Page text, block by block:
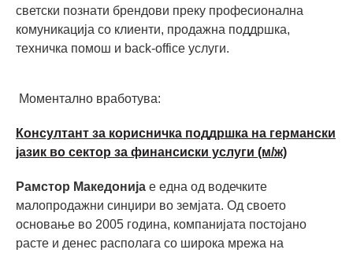
светски познати брендови преку професионална
комуникација со клиенти, продажна поддршка,
техничка помош и back-office услуги.
Моментално вработува:
Консултант за корисничка поддршка на германски
јазик во сектор за финансиски услуги (м/ж)
Рамстор Македонија е една од водечките
малопродажни синџири во земјата. Од своето
основање во 2005 година, компанијата постојано
расте и денес располага со широка мрежа на